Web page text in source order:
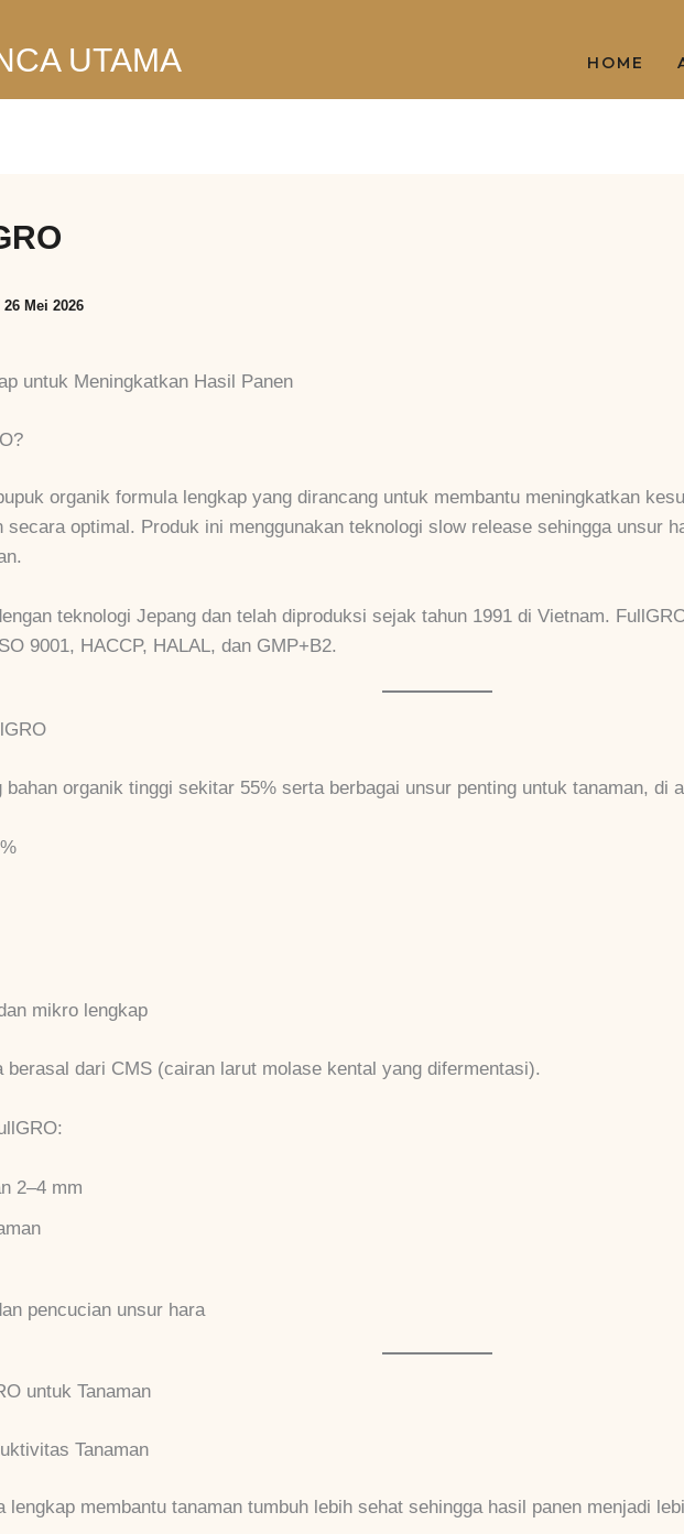
UTAMA HOME
26 Mei 2026
untuk Meningkatkan Hasil Panen
organik formula lengkap yang dirancang untuk membantu meningkatkan
secara optimal. Produk ini menggunakan teknologi slow release sehingga unsur
teknologi Jepang dan telah diproduksi sejak tahun 1991 di Vietnam.
9001, HACCP, HALAL, dan GMP+B2.
bahan organik tinggi sekitar 55% serta berbagai unsur penting untuk tanaman, di
mikro lengkap
berasal dari CMS (cairan larut molase kental yang difermentasi).
2–4 mm
pencucian unsur hara
untuk Tanaman
Tanaman
lengkap membantu tanaman tumbuh lebih sehat sehingga hasil panen menjadi